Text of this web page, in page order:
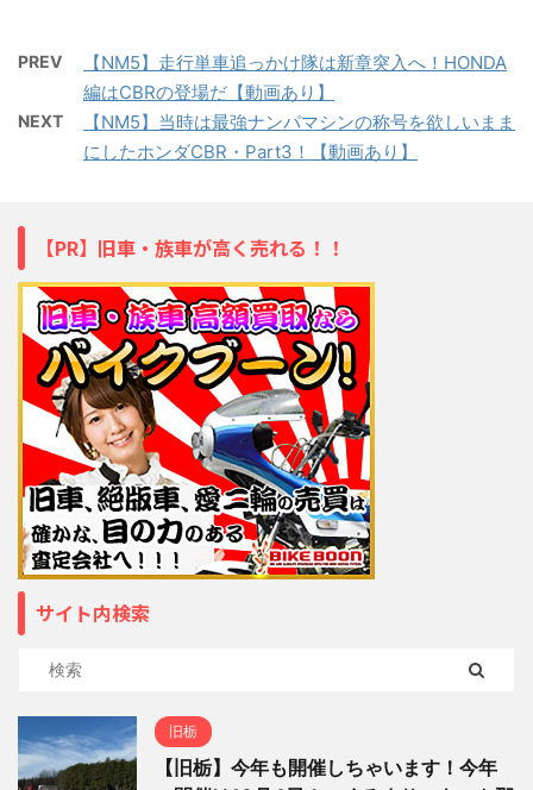
PREV
【NM5】走行単車追っかけ隊は新章突入へ！HONDA
編はCBRの登場だ【動画あり】
NEXT
【NM5】当時は最強ナンパマシンの称号を欲しいまま
にしたホンダCBR・Part3！【動画あり】
【PR】旧車・族車が高く売れる！！
サイト内検索
旧栃
【旧栃】今年も開催しちゃいます！今年